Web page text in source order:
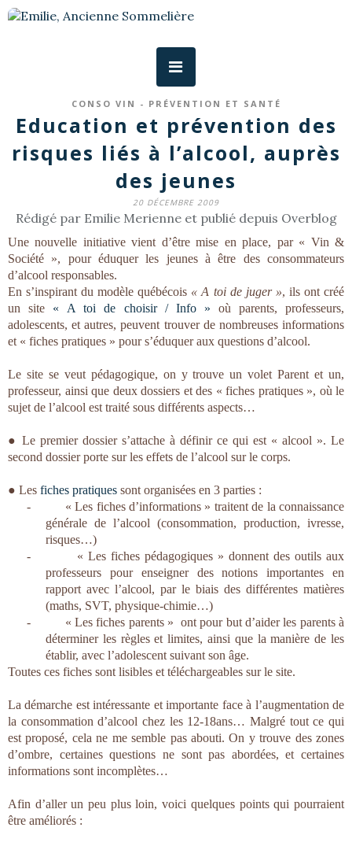
CONSO VIN - PRÉVENTION ET SANTÉ
Education et prévention des
risques liés à l’alcool, auprès
des jeunes
20 DÉCEMBRE 2009
Rédigé par Emilie Merienne et publié depuis Overblog
Une nouvelle initiative vient d’être mise en place, par « Vin &
Société », pour éduquer les jeunes à être des consommateurs
d’alcool responsables.
En s’inspirant du modèle québécois « A toi de juger », ils ont créé
un site « A toi de choisir / Info » où parents, professeurs,
adolescents, et autres, peuvent trouver de nombreuses informations
et « fiches pratiques » pour s’éduquer aux questions d’alcool.
Le site se veut pédagogique, on y trouve un volet Parent et un,
professeur, ainsi que deux dossiers et des « fiches pratiques », où le
sujet de l’alcool est traité sous différents aspects…
● Le premier dossier s’attache à définir ce qui est « alcool ». Le
second dossier porte sur les effets de l’alcool sur le corps.
● Les fiches pratiques sont organisées en 3 parties :
-
« Les fiches d’informations » traitent de la connaissance
générale de l’alcool (consommation, production, ivresse,
risques…)
-
« Les fiches pédagogiques » donnent des outils aux
professeurs pour enseigner des notions importantes en
rapport avec l’alcool, par le biais des différentes matières
(maths, SVT, physique-chimie…)
-
« Les fiches parents » ont pour but d’aider les parents à
déterminer les règles et limites, ainsi que la manière de les
établir, avec l’adolescent suivant son âge.
Toutes ces fiches sont lisibles et téléchargeables sur le site.
La démarche est intéressante et importante face à l’augmentation de
la consommation d’alcool chez les 12-18ans… Malgré tout ce qui
est proposé, cela ne me semble pas abouti. On y trouve des zones
d’ombre, certaines questions ne sont pas abordées, et certaines
informations sont incomplètes…
Afin d’aller un peu plus loin, voici quelques points qui pourraient
être améliorés :